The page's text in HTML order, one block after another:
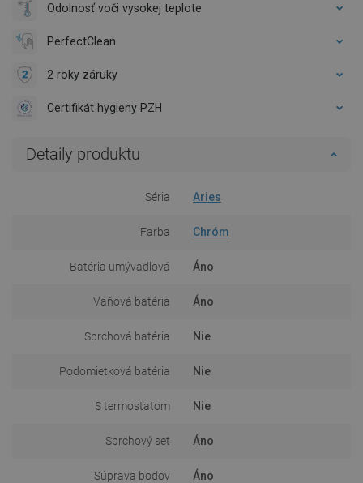
Odolnosť voči vysokej teplote
PerfectClean
2 roky záruky
Certifikát hygieny PZH
Detaily produktu
Séria Aries
Farba Chróm
Batéria umývadlová Áno
Vaňová batéria Áno
Sprchová batéria Nie
Podomietková batéria Nie
S termostatom Nie
Sprchový set Áno
Súprava bodov Áno